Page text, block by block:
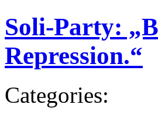
Soli-Party:
Repression.“
Categories: